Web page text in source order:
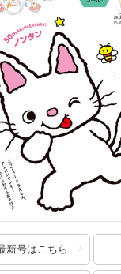
新号はこちら